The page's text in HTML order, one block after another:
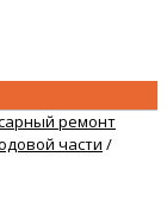
ремонт
части /